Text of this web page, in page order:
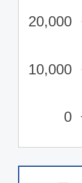
0
10,000
20,000